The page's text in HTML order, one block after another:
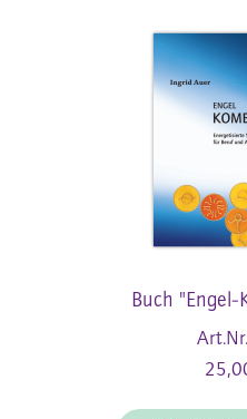
Buch "Engel-